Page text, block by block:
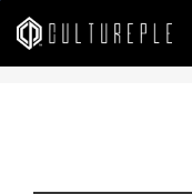
본문바로가기